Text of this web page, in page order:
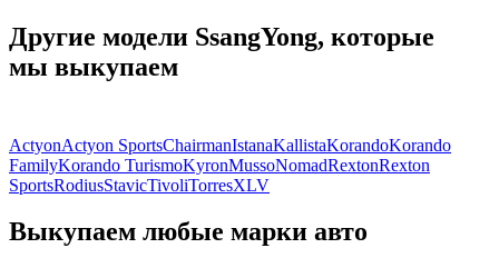
Другие модели SsangYong, которые
мы выкупаем
ActyonActyon SportsChairmanIstanaKallistaKorandoKorando
FamilyKorando TurismoKyronMussoNomadRextonRexton
SportsRodiusStavicTivoliTorresXLV
Выкупаем любые марки авто